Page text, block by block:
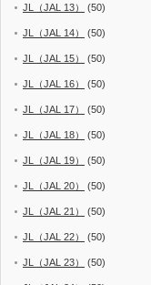
JL（JAL 13） (50)
JL（JAL 14） (50)
JL（JAL 15） (50)
JL（JAL 16） (50)
JL（JAL 17） (50)
JL（JAL 18） (50)
JL（JAL 19） (50)
JL（JAL 20） (50)
JL（JAL 21） (50)
JL（JAL 22） (50)
JL（JAL 23） (50)